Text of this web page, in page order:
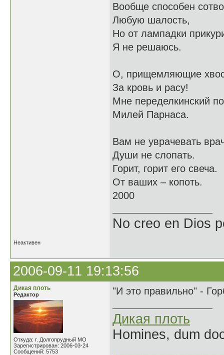
Вообще способен
Любую шалость,
Но от лампадки
Я не решаюсь.
О, прищемляющие
За кровь и расу!
Мне переделкинский
Милей Парнаса.
Вам не уврачевать
Души не слопать.
Горит, горит его свеча.
От ваших – копоть.
2000
No creo en Dios
Неактивен
2006-09-11 19:13:56
Дикая плоть
Редактор
Откуда: г. Долгопрудный МО
Зарегистрирован: 2006-03-24
Сообщений: 5753
"И это правильно" -
Дикая плоть
Homines, dum